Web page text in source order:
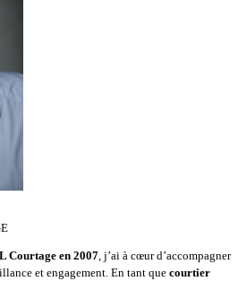
Courtage en 2007, j’ai à cœur d’accompagner
et engagement. En tant que courtier